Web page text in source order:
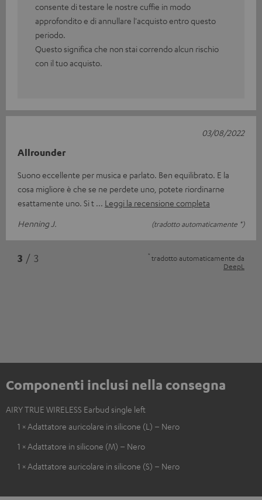
consente di testare le nostre cuffie in modo
approfondito e di annullare l'acquisto entro questo
periodo.
Questo significa che non stai correndo alcun rischio
con il tuo acquisto.
Allrounder
Suono eccellente per musica e parlato. Ben equilibrato. E la
cosa migliore è che se ne perdete uno, potete riordinarne
esattamente uno. Si t
Leggi la recensione completa
Henning J.
(tradotto automaticamente *)
03/08/2022
3 / 3 * tradotto automaticamente da
DeepL
Componenti inclusi nella consegna
AIRY TRUE WIRELESS Earbud single left
1 × Adattatore auricolare in silicone (L) – Nero
1 × Adattatore in silicone (M) – Nero
1 × Adattatore auricolare in silicone (S) – Nero